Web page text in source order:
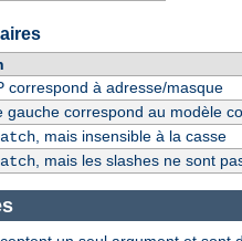
correspond à adresse/masque
gauche correspond au modèle
, mais insensible à la casse
, mais les slashes ne sont